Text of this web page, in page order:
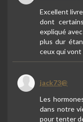
Excellent
dont
expliqué
plus dur
ceux qui vont
jack73@
Les
dans notre
pour tenter